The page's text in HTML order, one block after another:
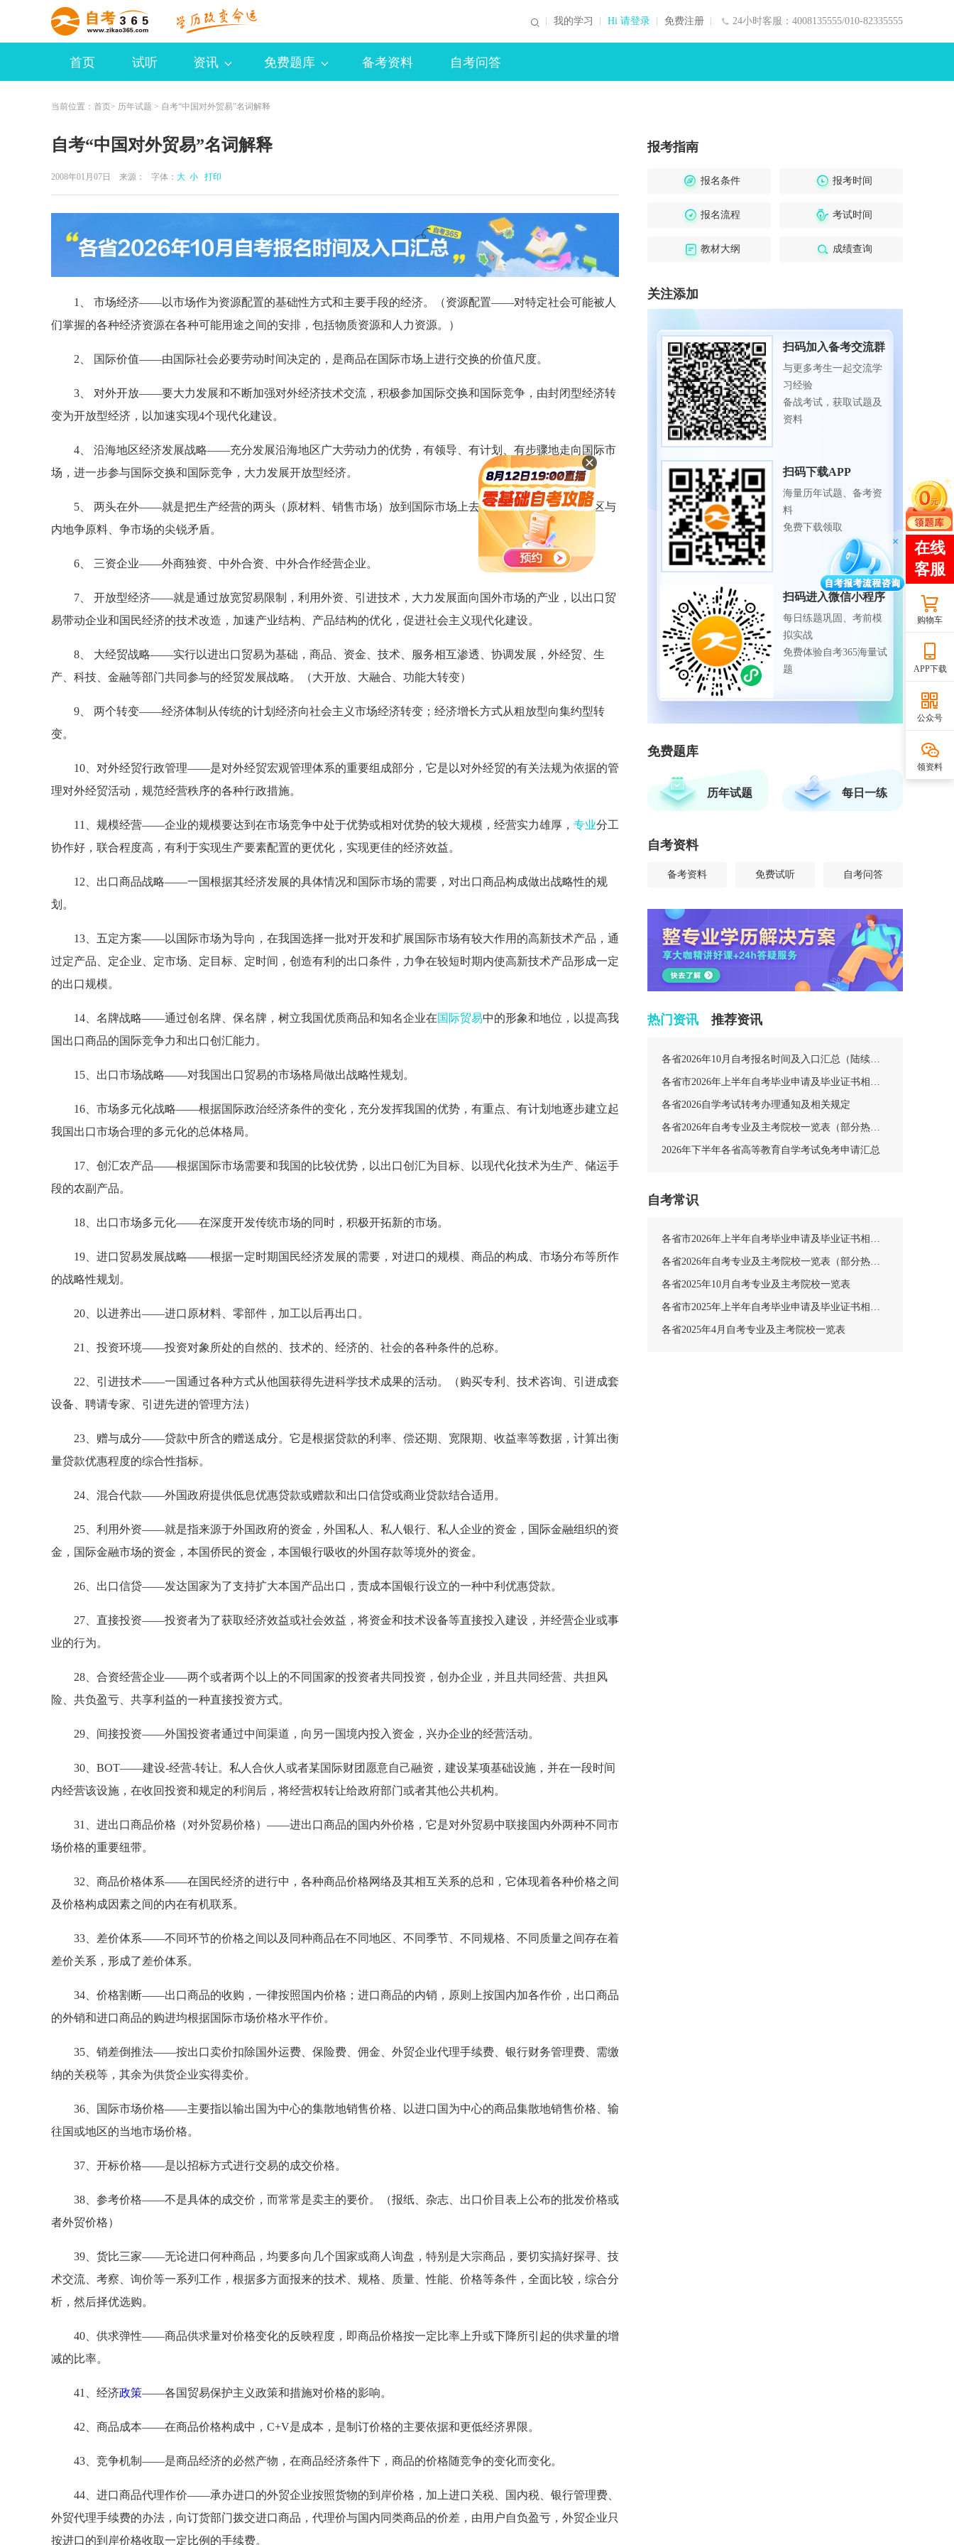
24小时客服：4008135555/010-82335555
我的学习 Hi 请登录 免费注册
首页 试听 资讯 免费题库 备考资料 自考问答
当前位置： 首页> 历年试题 > 自考“中国对外贸易”名词解释
自考“中国对外贸易”名词解释
2008年01月07日 来源： 字体： 大 小 打印
1、 市场经济——以市场作为资源配置的基础性方式和主要手段的经济。（资源配置——对特定社会可能被人
们掌握的各种经济资源在各种可能用途之间的安排，包括物质资源和人力资源。）
2、 国际价值——由国际社会必要劳动时间决定的，是商品在国际市场上进行交换的价值尺度。
3、 对外开放——要大力发展和不断加强对外经济技术交流，积极参加国际交换和国际竞争，由封闭型经济转
变为开放型经济，以加速实现4个现代化建设。
4、 沿海地区经济发展战略——充分发展沿海地区广大劳动力的优势，有领导、有计划、有步骤地走向国际市
场，进一步参与国际交换和国际竞争，大力发展开放型经济。
5、 两头在外——就是把生产经营的两头（原材料、销售市场）放到国际市场上去，这样可以解决沿海地区与
内地争原料、争市场的尖锐矛盾。
6、 三资企业——外商独资、中外合资、中外合作经营企业。
7、 开放型经济——就是通过放宽贸易限制，利用外资、引进技术，大力发展面向国外市场的产业，以出口贸
易带动企业和国民经济的技术改造，加速产业结构、产品结构的优化，促进社会主义现代化建设。
8、 大经贸战略——实行以进出口贸易为基础，商品、资金、技术、服务相互渗透、协调发展，外经贸、生
产、科技、金融等部门共同参与的经贸发展战略。（大开放、大融合、功能大转变）
9、 两个转变——经济体制从传统的计划经济向社会主义市场经济转变；经济增长方式从粗放型向集约型转
变。
10、对外经贸行政管理——是对外经贸宏观管理体系的重要组成部分，它是以对外经贸的有关法规为依据的管
理对外经贸活动，规范经营秩序的各种行政措施。
11、规模经营——企业的规模要达到在市场竞争中处于优势或相对优势的较大规模，经营实力雄厚， 专业分工
协作好，联合程度高，有利于实现生产要素配置的更优化，实现更佳的经济效益。
12、出口商品战略——一国根据其经济发展的具体情况和国际市场的需要，对出口商品构成做出战略性的规
划。
13、五定方案——以国际市场为导向，在我国选择一批对开发和扩展国际市场有较大作用的高新技术产品，通
过定产品、定企业、定市场、定目标、定时间，创造有利的出口条件，力争在较短时期内使高新技术产品形成一定
的出口规模。
14、名牌战略——通过创名牌、保名牌，树立我国优质商品和知名企业在国际贸易中的形象和地位，以提高我
国出口商品的国际竞争力和出口创汇能力。
15、出口市场战略——对我国出口贸易的市场格局做出战略性规划。
16、市场多元化战略——根据国际政治经济条件的变化，充分发挥我国的优势，有重点、有计划地逐步建立起
我国出口市场合理的多元化的总体格局。
17、创汇农产品——根据国际市场需要和我国的比较优势，以出口创汇为目标、以现代化技术为生产、储运手
段的农副产品。
18、出口市场多元化——在深度开发传统市场的同时，积极开拓新的市场。
19、进口贸易发展战略——根据一定时期国民经济发展的需要，对进口的规模、商品的构成、市场分布等所作
的战略性规划。
20、以进养出——进口原材料、零部件，加工以后再出口。
21、投资环境——投资对象所处的自然的、技术的、经济的、社会的各种条件的总称。
22、引进技术——一国通过各种方式从他国获得先进科学技术成果的活动。（购买专利、技术咨询、引进成套
设备、聘请专家、引进先进的管理方法）
23、赠与成分——贷款中所含的赠送成分。它是根据贷款的利率、偿还期、宽限期、收益率等数据，计算出衡
量贷款优惠程度的综合性指标。
24、混合代款——外国政府提供低息优惠贷款或赠款和出口信贷或商业贷款结合适用。
25、利用外资——就是指来源于外国政府的资金，外国私人、私人银行、私人企业的资金，国际金融组织的资
金，国际金融市场的资金，本国侨民的资金，本国银行吸收的外国存款等境外的资金。
26、出口信贷——发达国家为了支持扩大本国产品出口，责成本国银行设立的一种中利优惠贷款。
27、直接投资——投资者为了获取经济效益或社会效益，将资金和技术设备等直接投入建设，并经营企业或事
业的行为。
28、合资经营企业——两个或者两个以上的不同国家的投资者共同投资，创办企业，并且共同经营、共担风
险、共负盈亏、共享利益的一种直接投资方式。
29、间接投资——外国投资者通过中间渠道，向另一国境内投入资金，兴办企业的经营活动。
30、BOT——建设-经营-转让。私人合伙人或者某国际财团愿意自己融资，建设某项基础设施，并在一段时间
内经营该设施，在收回投资和规定的利润后，将经营权转让给政府部门或者其他公共机构。
31、进出口商品价格（对外贸易价格）——进出口商品的国内外价格，它是对外贸易中联接国内外两种不同市
场价格的重要纽带。
32、商品价格体系——在国民经济的进行中，各种商品价格网络及其相互关系的总和，它体现着各种价格之间
及价格构成因素之间的内在有机联系。
33、差价体系——不同环节的价格之间以及同种商品在不同地区、不同季节、不同规格、不同质量之间存在着
差价关系，形成了差价体系。
34、价格割断——出口商品的收购，一律按照国内价格；进口商品的内销，原则上按国内加各作价，出口商品
的外销和进口商品的购进均根据国际市场价格水平作价。
35、销差倒推法——按出口卖价扣除国外运费、保险费、佣金、外贸企业代理手续费、银行财务管理费、需缴
纳的关税等，其余为供货企业实得卖价。
36、国际市场价格——主要指以输出国为中心的集散地销售价格、以进口国为中心的商品集散地销售价格、输
往国或地区的当地市场价格。
37、开标价格——是以招标方式进行交易的成交价格。
38、参考价格——不是具体的成交价，而常常是卖主的要价。（报纸、杂志、出口价目表上公布的批发价格或
者外贸价格）
39、货比三家——无论进口何种商品，均要多向几个国家或商人询盘，特别是大宗商品，要切实搞好探寻、技
术交流、考察、询价等一系列工作，根据多方面报来的技术、规格、质量、性能、价格等条件，全面比较，综合分
析，然后择优选购。
40、供求弹性——商品供求量对价格变化的反映程度，即商品价格按一定比率上升或下降所引起的供求量的增
减的比率。
41、经济政策——各国贸易保护主义政策和措施对价格的影响。
42、商品成本——在商品价格构成中，C+V是成本，是制订价格的主要依据和更低经济界限。
43、竞争机制——是商品经济的必然产物，在商品经济条件下，商品的价格随竞争的变化而变化。
44、进口商品代理作价——承办进口的外贸企业按照货物的到岸价格，加上进口关税、国内税、银行管理费、
外贸代理手续费的办法，向订货部门拨交进口商品，代理价与国内同类商品的价差，由用户自负盈亏，外贸企业只
按进口的到岸价格收取一定比例的手续费。
报考指南
报名条件 报考时间
报名流程 考试时间
教材大纲 成绩查询
关注添加
扫码加入备考交流群
与更多考生一起交流学
习经验
备战考试，获取试题及
资料
扫码下载APP
海量历年试题、备考资
料
免费下载领取
扫码进入微信小程序
每日练题巩固、考前模
拟实战
免费体验自考365海量试
题
免费题库
历年试题 每日一练
自考资料
备考资料 免费试听 自考问答
热门资讯
各省2026年10月自考报名时间及入口汇总（陆续更新中）
各省市2026年上半年自考毕业申请及毕业证书相关安排汇总
各省2026自学考试转考办理通知及相关规定
各省2026年自考专业及主考院校一览表（部分热门专业）
2026年下半年各省高等教育自学考试免考申请汇总
推荐资讯
自考常识
各省市2026年上半年自考毕业申请及毕业证书相关安排汇总
各省2026年自考专业及主考院校一览表（部分热门专业）
各省2025年10月自考专业及主考院校一览表
各省市2025年上半年自考毕业申请及毕业证书相关安排汇总
各省2025年4月自考专业及主考院校一览表
购物车
APP下载
公众号
领资料